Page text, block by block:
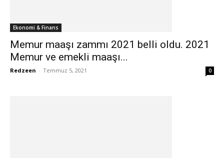
Ekonomi & Finans
Memur maaşı zammı 2021 belli oldu. 2021
Memur ve emekli maaşı...
Redzeen - Temmuz 5, 2021 0